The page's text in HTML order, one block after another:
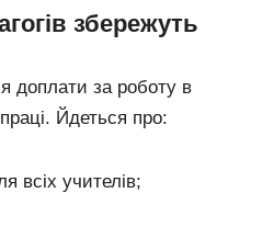
збережуть
доплати за роботу в
Йдеться про:
всіх учителів;